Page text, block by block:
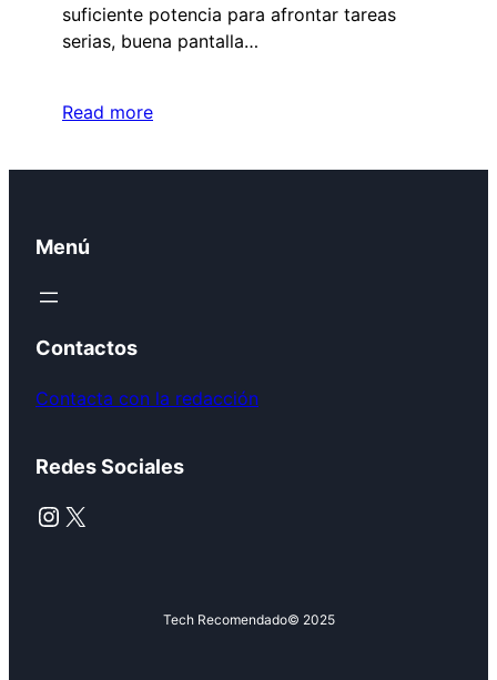
suficiente potencia para afrontar tareas
serias, buena pantalla…
Read more
Menú
Contactos
Contacta con la redacción
Redes Sociales
Instagram X
Tech Recomendado© 2025